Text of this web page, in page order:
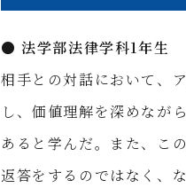
● 法学部法律学科1年生
相手との対話において、
し、価値理解を深めなが
あると学んだ。また、こ
返答をするのではなく、